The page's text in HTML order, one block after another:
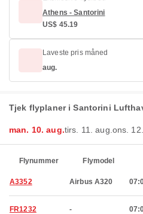
Athens - Santorini
US$ 45.19
Laveste pris måned
aug.
Tjek flyplaner i Santorini
man. 10. aug.tirs. 11. aug. ons.
Flynummer Flymodel
A3352 Airbus A320
FR1232 -